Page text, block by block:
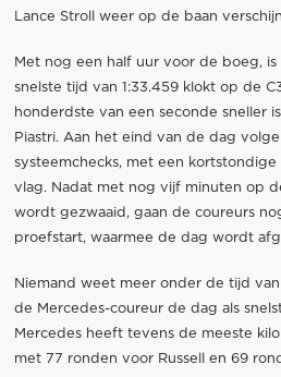
Lance Stroll weer op de baan
Met nog een half uur voor de boeg, is
snelste tijd van 1:33.459 klokt op de
honderdste van een seconde sneller
Piastri. Aan het eind van de dag
systeemchecks, met een
vlag. Nadat met nog vijf minuten op
wordt gezwaaid, gaan de coureurs
proefstart, waarmee de dag wordt
Niemand weet meer onder de tijd
de Mercedes-coureur de dag als
Mercedes heeft tevens de meeste
met 77 ronden voor Russell en 69